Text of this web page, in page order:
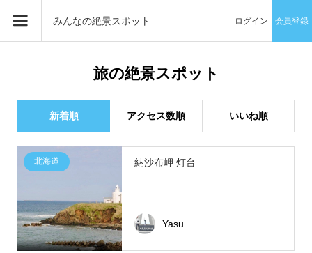
みんなの絶景スポット ログイン 会員登録
旅の絶景スポット
新着順 アクセス数順 いいね順
北海道 納沙布岬 灯台
Yasu